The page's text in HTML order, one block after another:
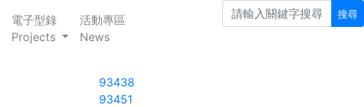
電子型錄
Projects
活動專區
News
搜尋
93438
93451